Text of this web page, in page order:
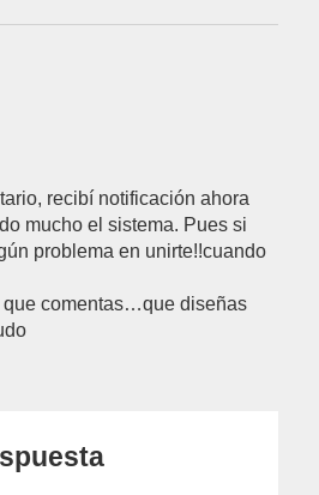
recibí notificación ahora
mucho el sistema. Pues si
problema en unirte!!cuando
que comentas…que diseñas